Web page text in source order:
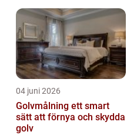
04 juni 2026
Golvmålning ett smart
sätt att förnya och skydda
golv